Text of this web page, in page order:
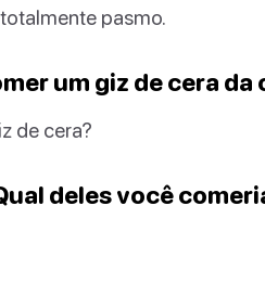
pasmo.
um giz de cera da
de cera?
deles você